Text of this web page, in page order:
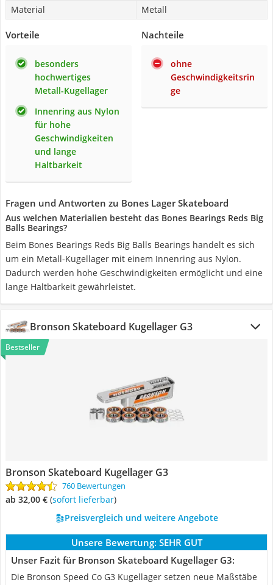
Material
Metall
Vorteile
besonders
hochwertiges
Metall-Kugellager
Innenring aus Nylon
für hohe
Geschwindigkeiten
und lange
Haltbarkeit
Nachteile
ohne
Geschwindigkeitsrin
ge
Fragen und Antworten zu Bones Lager Skateboard
Aus welchen Materialien besteht das ‎Bones Bearings Reds Big
Balls Bearings?
Beim ‎Bones Bearings Reds Big Balls Bearings handelt es sich
um ein Metall-Kugellager mit einem Innenring aus Nylon.
Dadurch werden hohe Geschwindigkeiten ermöglicht und eine
lange Haltbarkeit gewährleistet.
Bronson Skateboard Kugellager G3
Bestseller
Bronson Skateboard Kugellager G3
760 Bewertungen
ab 32,00 € ( Sofort lieferbar)
Preisvergleich und weitere Angebote
Unsere Bewertung: SEHR GUT
Unser Fazit für Bronson Skateboard Kugellager G3:
Die Bronson Speed Co G3 Kugellager setzen neue Maßstäbe